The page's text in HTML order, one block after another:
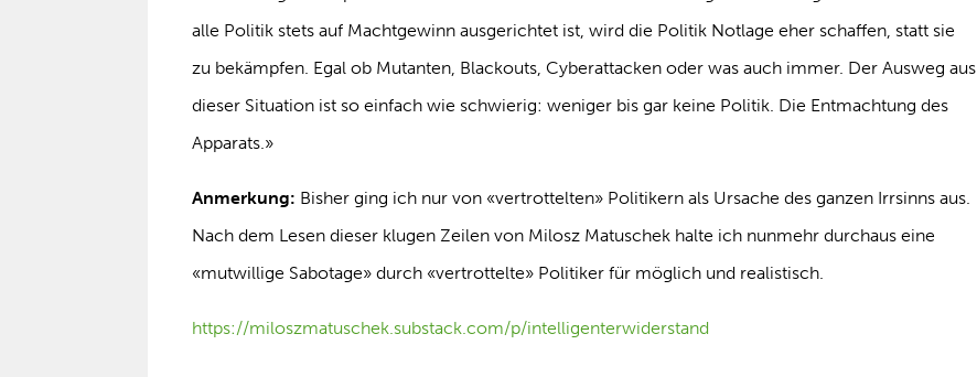
alle Politik stets auf Machtgewinn ausgerichtet ist, wird die Politik Notlage eher schaffen, statt sie
zu bekämpfen. Egal ob Mutanten, Blackouts, Cyberattacken oder was auch immer. Der Ausweg aus
dieser Situation ist so einfach wie schwierig: weniger bis gar keine Politik. Die Entmachtung des
Apparats.»
Anmerkung: Bisher ging ich nur von «vertrottelten» Politikern als Ursache des ganzen Irrsinns aus.
Nach dem Lesen dieser klugen Zeilen von Milosz Matuschek halte ich nunmehr durchaus eine
«mutwillige Sabotage» durch «vertrottelte» Politiker für möglich und realistisch.
https://miloszmatuschek.substack.com/p/intelligenterwiderstand